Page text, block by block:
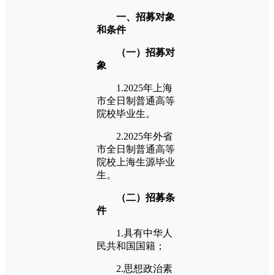
一、招募对象
和条件
（一）招募对
象
1.2025年上海
市全日制普通高等
院校毕业生。
2.2025年外省
市全日制普通高等
院校上海生源毕业
生。
（二）招募条
件
1.具有中华人
民共和国国籍；
2.思想政治素